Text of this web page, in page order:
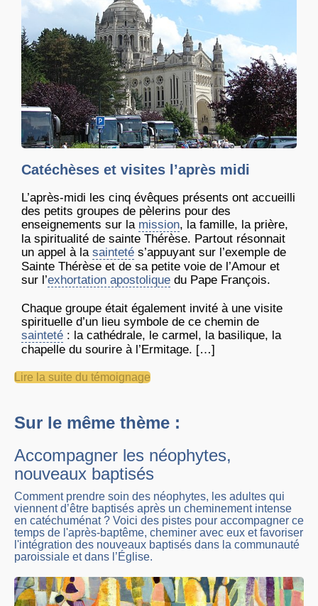
Catéchèses et visites l’après midi
L’après-midi les cinq évêques présents ont accueilli
des petits groupes de pèlerins pour des
enseignements sur la mission, la famille, la prière,
la spiritualité de sainte Thérèse. Partout résonnait
un appel à la sainteté s’appuyant sur l’exemple de
Sainte Thérèse et de sa petite voie de l’Amour et
sur l’exhortation apostolique du Pape François.
Chaque groupe était également invité à une visite
spirituelle d’un lieu symbole de ce chemin de
sainteté : la cathédrale, le carmel, la basilique, la
chapelle du sourire à l’Ermitage. […]
Lire la suite du témoignage
Sur le même thème :
Accompagner les néophytes,
nouveaux baptisés
Comment prendre soin des néophytes, les adultes qui
viennent d’être baptisés après un cheminement intense
en catéchuménat ? Voici des pistes pour accompagner ce
temps de l'après-baptême, cheminer avec eux et favoriser
l'intégration des nouveaux baptisés dans la communauté
paroissiale et dans l’Église.